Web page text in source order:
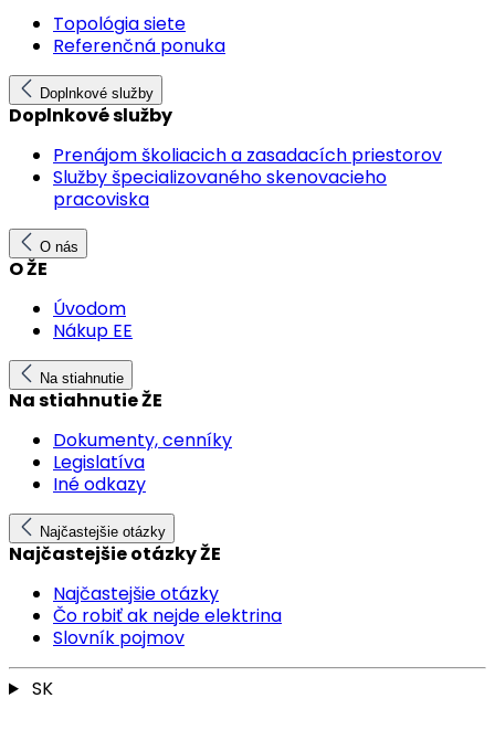
Topológia siete
Referenčná ponuka
Doplnkové služby
Doplnkové služby
Prenájom školiacich a zasadacích priestorov
Služby špecializovaného skenovacieho
pracoviska
O nás
O ŽE
Úvodom
Nákup EE
Na stiahnutie
Na stiahnutie ŽE
Dokumenty, cenníky
Legislatíva
Iné odkazy
Najčastejšie otázky
Najčastejšie otázky ŽE
Najčastejšie otázky
Čo robiť ak nejde elektrina
Slovník pojmov
SK